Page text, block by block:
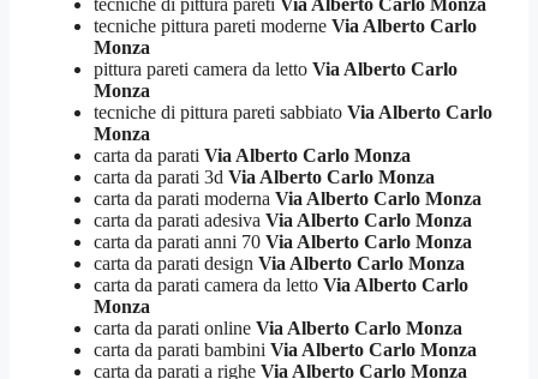
tecniche pittura pareti moderne Via Alberto Carlo
Monza
pittura pareti camera da letto Via Alberto Carlo
Monza
tecniche di pittura pareti sabbiato Via Alberto Carlo
Monza
carta da parati Via Alberto Carlo Monza
carta da parati 3d Via Alberto Carlo Monza
carta da parati moderna Via Alberto Carlo Monza
carta da parati adesiva Via Alberto Carlo Monza
carta da parati anni 70 Via Alberto Carlo Monza
carta da parati design Via Alberto Carlo Monza
carta da parati camera da letto Via Alberto Carlo
Monza
carta da parati online Via Alberto Carlo Monza
carta da parati bambini Via Alberto Carlo Monza
carta da parati a righe Via Alberto Carlo Monza